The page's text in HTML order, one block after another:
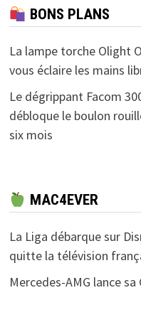
BONS PLANS
La lampe torche Olight
vous éclaire les mains
Le dégrippant Facom
débloque le boulon
six mois
MAC4EVER
La Liga débarque sur
quitte la télévision
Mercedes-AMG lance